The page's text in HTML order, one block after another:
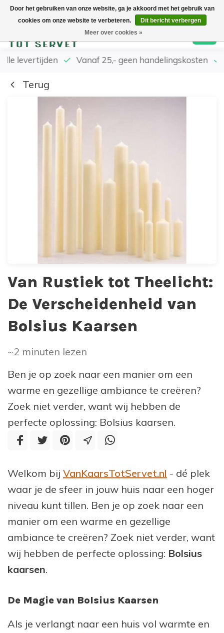
0
levertijden Vanaf 25,- geen handelingskosten
Terug
Van Rustiek tot Theelicht:
De Verscheidenheid van
Bolsius Kaarsen
~2 minuten lezen
Ben je op zoek naar een manier om een
warme en gezellige ambiance te creëren?
Zoek niet verder, want wij hebben de
perfecte oplossing: Bolsius kaarsen.
Welkom bij VanKaarsTotServet.nl - dé plek
waar je de sfeer in jouw huis naar een hoger
niveau kunt tillen. Ben je op zoek naar een
manier om een warme en gezellige
ambiance te creëren? Zoek niet verder, want
wij hebben de perfecte oplossing: Bolsius
kaarsen.
De Magie van Bolsius Kaarsen
Als je verlangt naar een huis vol warmte en
Door het gebruiken van onze website, ga je akkoord met het gebruik van
cookies om onze website te verbeteren.
Dit bericht verbergen
Meer over cookies »